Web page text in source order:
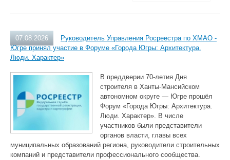
07.08.2026
Руководитель Управления Росреестра по ХМАО -
Югре принял участие в Форуме «Города Югры: Архитектура.
Люди. Характер»
В преддверии 70‑летия Дня
строителя в Ханты‑Мансийском
автономном округе — Югре прошёл
Форум «Города Югры: Архитектура.
Люди. Характер». В числе
участников были представители
органов власти, главы всех
муниципальных образований региона, руководители строительных
компаний и представители профессионального сообщества.